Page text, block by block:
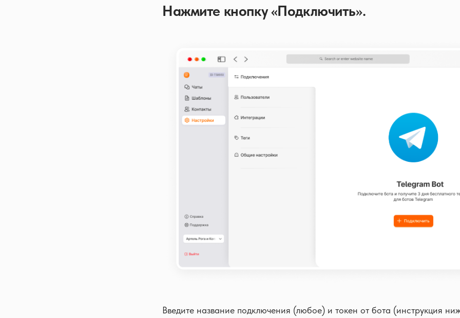
Нажмите кнопку «Подключить».
Введите название подключения (любое) и токен от бота (инструкция